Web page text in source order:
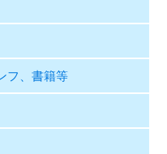
フ、書籍等